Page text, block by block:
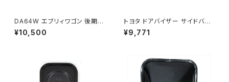
DA64W エブリィワゴン 後期型
平成22年5月～ フロント バンパ
ー メッキ グリル セット PZター
¥10,500
トヨタ ドアバイザー サイドバイ
ザー タンク 900系 ルーミー 9
00系 M900A M910A サイドド
¥9,771